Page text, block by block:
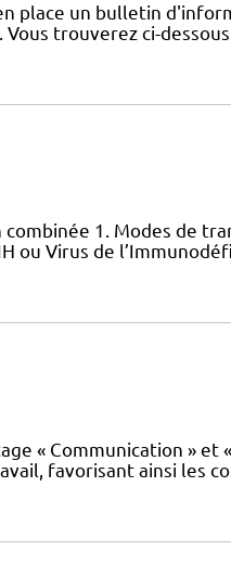
place un bulletin
trouverez ci-dessous
combinée 1. Modes de
ou Virus de
« Communication » et
favorisant ainsi les